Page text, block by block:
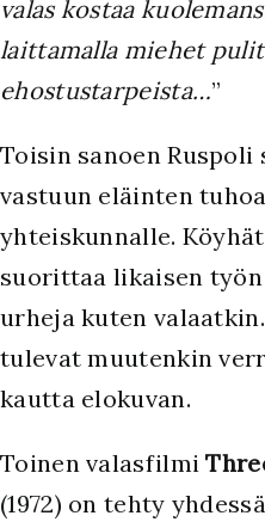
valas kostaa
laittamalla miehet
ehostustarpeista…”
Toisin sanoen
vastuun eläinten
yhteiskunnalle.
suorittaa likaisen
urheja kuten
tulevat muutenkin
kautta elokuvan.
Toinen valasfilmi
(1972) on tehty yhdessä